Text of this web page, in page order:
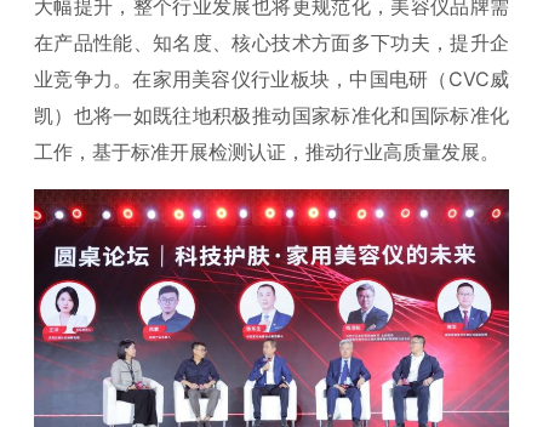
大幅提升，整个行业发展也将更规范化，美容仪品牌需
在产品性能、知名度、核心技术方面多下功夫，提升企
业竞争力。在家用美容仪行业板块，中国电研（CVC威
凯）也将一如既往地积极推动国家标准化和国际标准化
工作，基于标准开展检测认证，推动行业高质量发展。